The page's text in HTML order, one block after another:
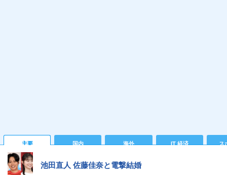
主要 国内 海外 IT 経済 ス
池田直人 佐藤佳奈と電撃結婚